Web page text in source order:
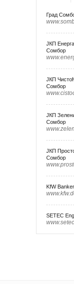
Град
ЈКП
Сомбор
ЈКП
Сомбор
ЈКП
Сомбор
ЈКП
Сомбор
KfW
SETEC